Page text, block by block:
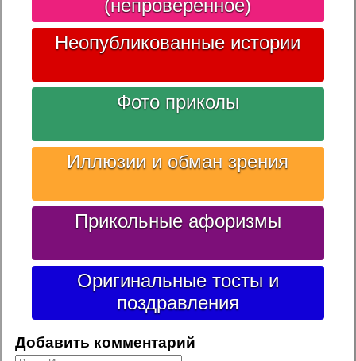
(непроверенное)
Неопубликованные истории
Фото приколы
Иллюзии и обман зрения
Прикольные афоризмы
Оригинальные тосты и
поздравления
Добавить комментарий